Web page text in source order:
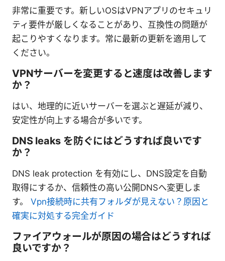
非常に重要です。新しいOSはVPNアプリのセキュリ
ティ要件が厳しくなることがあり、互換性の問題が
起こりやすくなります。常に最新の更新を適用して
ください。
VPNサーバーを変更すると速度は改善します
か？
はい、地理的に近いサーバーを選ぶと遅延が減り、
安定性が向上する場合が多いです。
DNS leaks を防ぐにはどうすれば良いです
か？
DNS leak protection を有効にし、DNS設定を自動
取得にするか、信頼性の高い公開DNSへ変更しま
す。 Vpn接続時に共有フォルダが見えない？原因と
確実に対処する完全ガイド
ファイアウォールが原因の場合はどうすれば
良いですか？